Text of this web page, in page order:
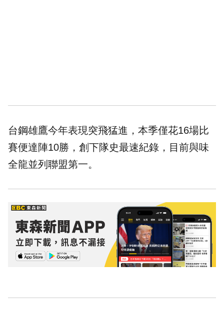
台鋼雄鷹今年表現突飛猛進，本季僅花16場比
賽便達陣10勝，創下隊史最速紀錄，目前與味
全龍並列聯盟第一。